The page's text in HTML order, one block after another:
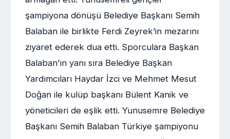
şampiyona dönüşü Belediye Başkanı Semih
Balaban ile birlikte Ferdi Zeyrek’in mezarını
ziyaret ederek dua etti. Sporculara Başkan
Balaban’ın yanı sıra Belediye Başkan
Yardımcıları Haydar İzci ve Mehmet Mesut
Doğan ile kulüp başkanı Bülent Kanik ve
yöneticileri de eşlik etti. Yunusemre Belediye
Başkanı Semih Balaban Türkiye şampiyonu